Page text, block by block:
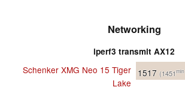
Networking
iperf3 transmit AX12
Schenker XMG Neo 15 Tiger
Lake
1517 (1451min